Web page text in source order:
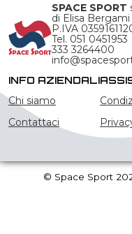
opzioni
possono
nella
pagina
prodotto
SPACE SPORT
di Elisa Bergami
P.IVA
Tel. 051 0451953
333 3264400
INFO AZIENDALI
Chi siamo
Contattaci
© Space Sport